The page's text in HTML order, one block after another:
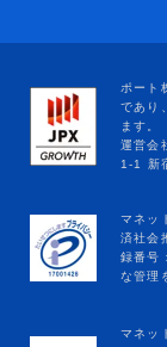
マネッ